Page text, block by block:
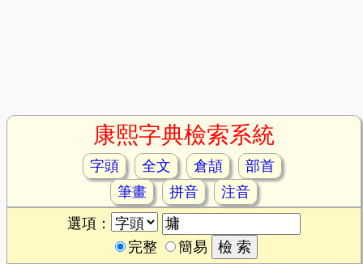
康熙字典檢索系統
字頭 全文 倉頡
部首
筆畫
拼音
注音
選項：
完整
簡易